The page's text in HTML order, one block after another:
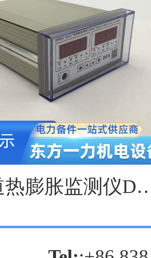
双通道热膨胀监